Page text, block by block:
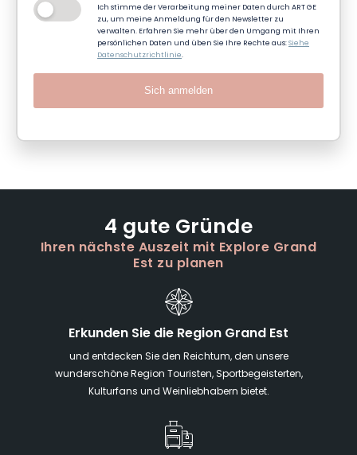
Ich stimme der Verarbeitung meiner Daten durch ART GE
zu, um meine Anmeldung für den Newsletter zu
verwalten. Erfahren Sie mehr über den Umgang mit Ihren
persönlichen Daten und üben Sie Ihre Rechte aus:Siehe
Datenschutzrichtlinie.
Sich anmelden
4 gute Gründe
Ihren nächste Auszeit mit Explore Grand
Est zu planen
Erkunden Sie die Region Grand Est
und entdecken Sie den Reichtum, den unsere
wunderschöne Region Touristen, Sportbegeisterten,
Kulturfans und Weinliebhabern bietet.